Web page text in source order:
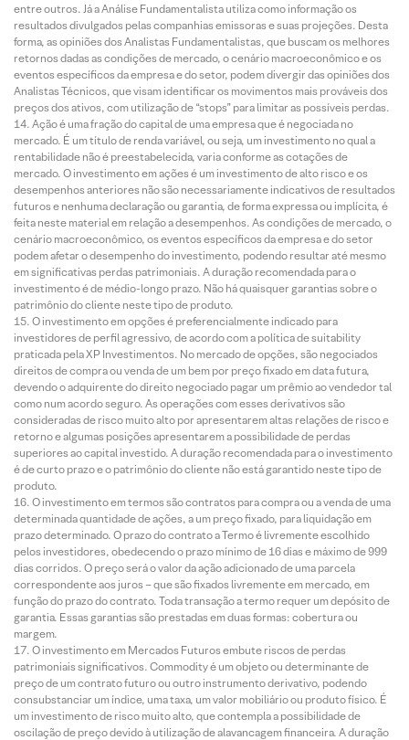
entre outros. Já a Análise Fundamentalista utiliza como informação os
resultados divulgados pelas companhias emissoras e suas projeções. Desta
forma, as opiniões dos Analistas Fundamentalistas, que buscam os melhores
retornos dadas as condições de mercado, o cenário macroeconômico e os
eventos específicos da empresa e do setor, podem divergir das opiniões dos
Analistas Técnicos, que visam identificar os movimentos mais prováveis dos
preços dos ativos, com utilização de “stops” para limitar as possíveis perdas.
Ação é uma fração do capital de uma empresa que é negociada no
mercado. É um título de renda variável, ou seja, um investimento no qual a
rentabilidade não é preestabelecida, varia conforme as cotações de
mercado. O investimento em ações é um investimento de alto risco e os
desempenhos anteriores não são necessariamente indicativos de resultados
futuros e nenhuma declaração ou garantia, de forma expressa ou implícita, é
feita neste material em relação a desempenhos. As condições de mercado, o
cenário macroeconômico, os eventos específicos da empresa e do setor
podem afetar o desempenho do investimento, podendo resultar até mesmo
em significativas perdas patrimoniais. A duração recomendada para o
investimento é de médio-longo prazo. Não há quaisquer garantias sobre o
patrimônio do cliente neste tipo de produto.
O investimento em opções é preferencialmente indicado para
investidores de perfil agressivo, de acordo com a política de suitability
praticada pela XP Investimentos. No mercado de opções, são negociados
direitos de compra ou venda de um bem por preço fixado em data futura,
devendo o adquirente do direito negociado pagar um prêmio ao vendedor tal
como num acordo seguro. As operações com esses derivativos são
consideradas de risco muito alto por apresentarem altas relações de risco e
retorno e algumas posições apresentarem a possibilidade de perdas
superiores ao capital investido. A duração recomendada para o investimento
é de curto prazo e o patrimônio do cliente não está garantido neste tipo de
produto.
O investimento em termos são contratos para compra ou a venda de uma
determinada quantidade de ações, a um preço fixado, para liquidação em
prazo determinado. O prazo do contrato a Termo é livremente escolhido
pelos investidores, obedecendo o prazo mínimo de 16 dias e máximo de 999
dias corridos. O preço será o valor da ação adicionado de uma parcela
correspondente aos juros – que são fixados livremente em mercado, em
função do prazo do contrato. Toda transação a termo requer um depósito de
garantia. Essas garantias são prestadas em duas formas: cobertura ou
margem.
O investimento em Mercados Futuros embute riscos de perdas
patrimoniais significativos. Commodity é um objeto ou determinante de
preço de um contrato futuro ou outro instrumento derivativo, podendo
consubstanciar um índice, uma taxa, um valor mobiliário ou produto físico. É
um investimento de risco muito alto, que contempla a possibilidade de
oscilação de preço devido à utilização de alavancagem financeira. A duração